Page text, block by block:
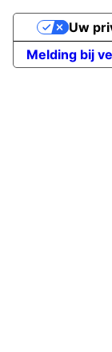
Melding bij
Uw